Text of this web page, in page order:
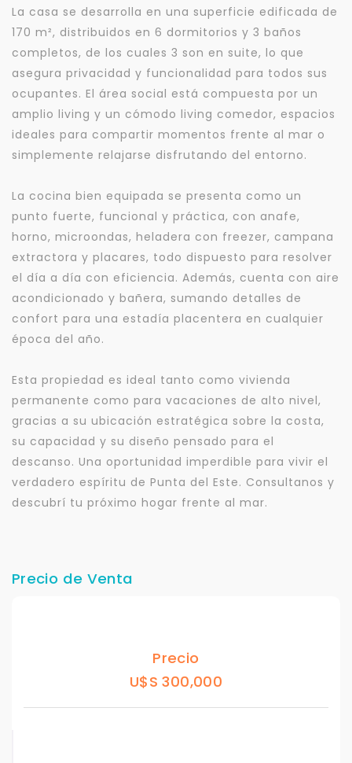
La casa se desarrolla en una superficie edificada de
170 m², distribuidos en 6 dormitorios y 3 baños
completos, de los cuales 3 son en suite, lo que
asegura privacidad y funcionalidad para todos sus
ocupantes. El área social está compuesta por un
amplio living y un cómodo living comedor, espacios
ideales para compartir momentos frente al mar o
simplemente relajarse disfrutando del entorno.
La cocina bien equipada se presenta como un
punto fuerte, funcional y práctica, con anafe,
horno, microondas, heladera con freezer, campana
extractora y placares, todo dispuesto para resolver
el día a día con eficiencia. Además, cuenta con aire
acondicionado y bañera, sumando detalles de
confort para una estadía placentera en cualquier
época del año.
Esta propiedad es ideal tanto como vivienda
permanente como para vacaciones de alto nivel,
gracias a su ubicación estratégica sobre la costa,
su capacidad y su diseño pensado para el
descanso. Una oportunidad imperdible para vivir el
verdadero espíritu de Punta del Este. Consultanos y
descubrí tu próximo hogar frente al mar.
Precio de Venta
Precio
U$S 300,000